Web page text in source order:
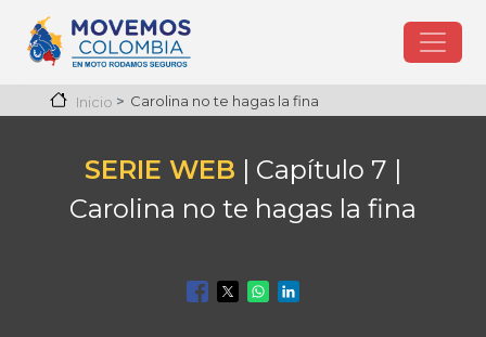
Pasar al contenido principal
Inicio Carolina no te hagas la fina
SERIE WEB | Capítulo 7 |
Carolina no te hagas la fina